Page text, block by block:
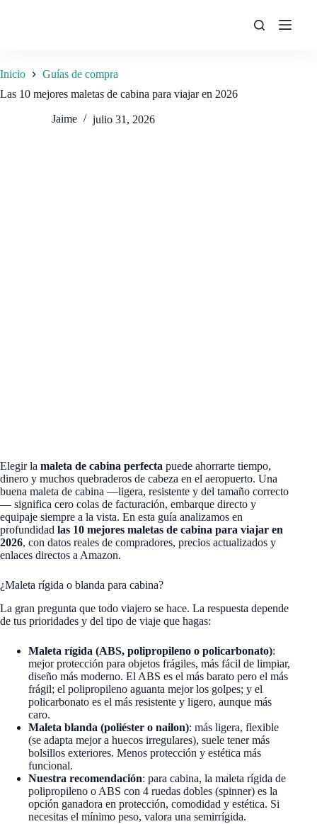
Inicio
Guías de compra
Las 10 mejores maletas de cabina para viajar en 2026
Jaime julio 31, 2026
Elegir la maleta de cabina perfecta puede ahorrarte tiempo,
dinero y muchos quebraderos de cabeza en el aeropuerto. Una
buena maleta de cabina —ligera, resistente y del tamaño correcto
— significa cero colas de facturación, embarque directo y
equipaje siempre a la vista. En esta guía analizamos en
profundidad las 10 mejores maletas de cabina para viajar en
2026, con datos reales de compradores, precios actualizados y
enlaces directos a Amazon.
¿Maleta rígida o blanda para cabina?
La gran pregunta que todo viajero se hace. La respuesta depende
de tus prioridades y del tipo de viaje que hagas:
Maleta rígida (ABS, polipropileno o policarbonato):
mejor protección para objetos frágiles, más fácil de limpiar,
diseño más moderno. El ABS es el más barato pero el más
frágil; el polipropileno aguanta mejor los golpes; y el
policarbonato es el más resistente y ligero, aunque más
caro.
Maleta blanda (poliéster o nailon): más ligera, flexible
(se adapta mejor a huecos irregulares), suele tener más
bolsillos exteriores. Menos protección y estética más
funcional.
Nuestra recomendación: para cabina, la maleta rígida de
polipropileno o ABS con 4 ruedas dobles (spinner) es la
opción ganadora en protección, comodidad y estética. Si
necesitas el mínimo peso, valora una semirrígida.